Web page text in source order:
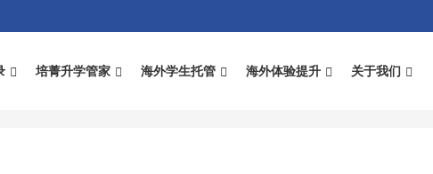
培菁升学管家 海外学生托管 海外体验提升 关于我们